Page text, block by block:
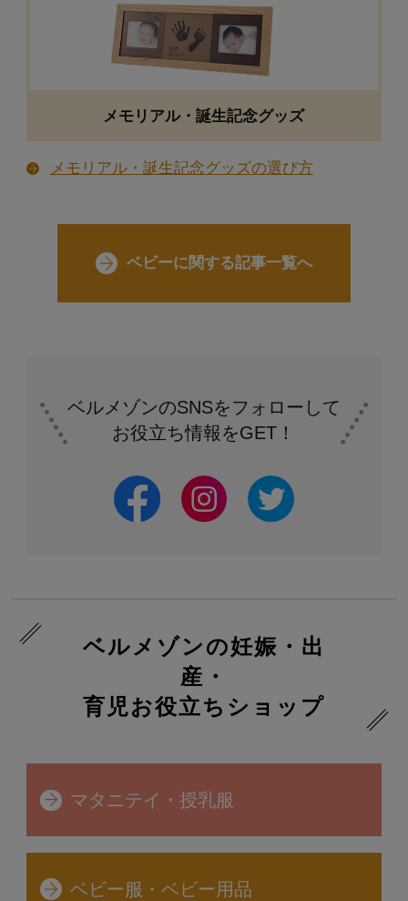
産後アイテム
産褥（さんじょく）ショーツの選び方
メモリアル・誕生記念グッズ
メモリアル・誕生記念グッズの選び方
ベビーに関する記事一覧へ
子供ファッション
子供用レイングッズの選び方
通園・通学グッズ
運動靴・シューズの選び方・おすすめ筋商品ラ
ベルメゾンのSNSをフォローして
お役立ち情報をGET！
ベルメゾンの妊娠・出
産・
育児お役立ちショップ
マタニテイ・授乳服
ベビー服・ベビー用品